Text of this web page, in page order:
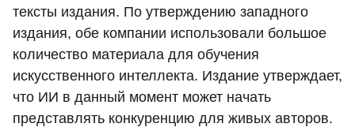
тексты издания. По утверждению западного
издания, обе компании использовали большое
количество материала для обучения
искусственного интеллекта. Издание утверждает,
что ИИ в данный момент может начать
представлять конкуренцию для живых авторов.